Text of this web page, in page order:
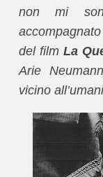
non mi
del film La
Arie
vicino